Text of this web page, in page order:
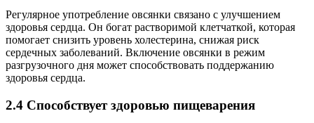
Регулярное употребление овсянки связано с улучшением
здоровья сердца. Он богат растворимой клетчаткой, которая
помогает снизить уровень холестерина, снижая риск
сердечных заболеваний. Включение овсянки в режим
разгрузочного дня может способствовать поддержанию
здоровья сердца.
2.4 Способствует здоровью пищеварения